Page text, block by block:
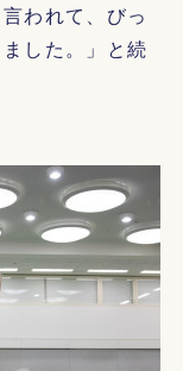
われて、びっ
した。」と続